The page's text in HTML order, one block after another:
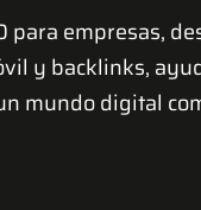
para empresas,
y backlinks,
mundo digital